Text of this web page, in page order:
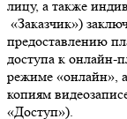
лицу, а также
«Заказчик»)
предоставлению
доступа к онлайн-
режиме «онлайн»,
копиям
«Доступ»).